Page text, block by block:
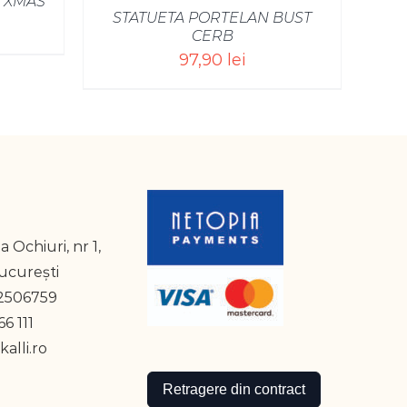
STATUETA PORTELAN BUST
CERB
97,90 lei
Ochiuri, nr 1,
111
Retragere din contract